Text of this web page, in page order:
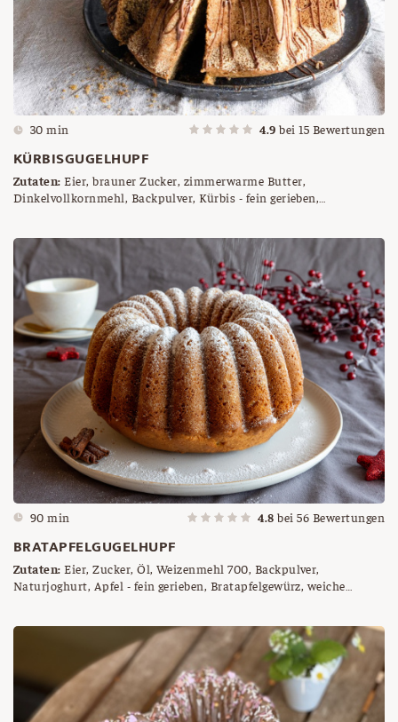
30 min 4.9 bei15 Bewertungen
KÜRBISGUGELHUPF
Zutaten: Eier, brauner Zucker, zimmerwarme Butter,
Dinkelvollkornmehl, Backpulver, Kürbis - fein gerieben,
90 min 4.8 bei56 Bewertungen
BRATAPFELGUGELHUPF
Zutaten: Eier, Zucker, Öl, Weizenmehl 700, Backpulver,
Naturjoghurt, Apfel - fein gerieben, Bratapfelgewürz, weiche